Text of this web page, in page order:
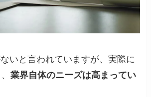
いと言われていますが、実際に
、業界自体のニーズは高まってい